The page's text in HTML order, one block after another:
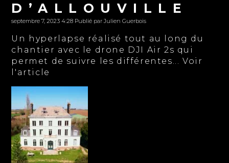
D’ALLOUVILLE
septembre 7, 2023 4:28 Publié parJulien Guerbois
Un hyperlapse réalisé tout au long du
chantier avec le drone DJI Air 2s qui
permet de suivre les différentes... Voir
l'article